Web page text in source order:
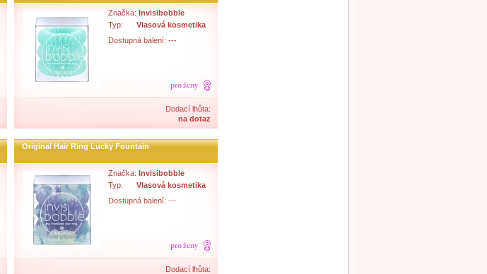
Značka: Invisibobble
Typ:
Vlasová kosmetika
Dostupná balení: ---
Dodací lhůta:
na dotaz
Original Hair Ring Lucky Fountain
Značka: Invisibobble
Typ:
Vlasová kosmetika
Dostupná balení: ---
Dodací lhůta: